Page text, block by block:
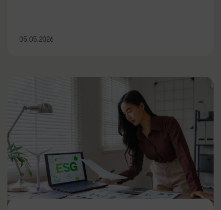
05.05.2026